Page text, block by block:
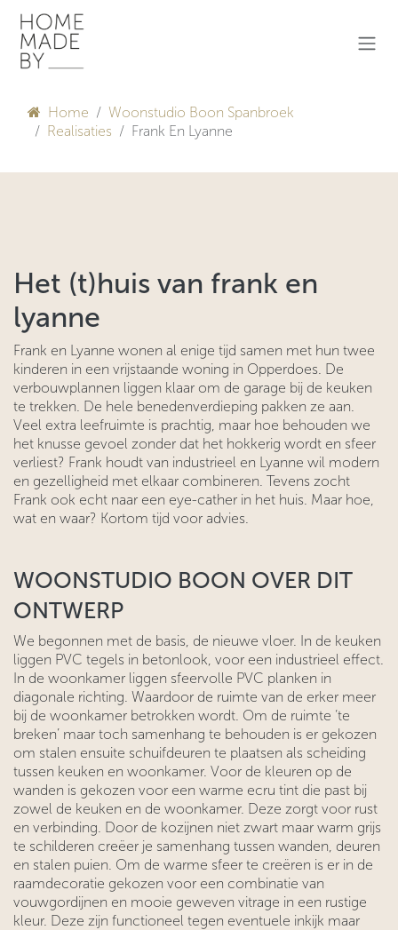
Overslaan naar inhoud
Home
Woonstudio Boon Spanbroek
Realisaties
Frank En Lyanne
Het (t)huis van frank en
lyanne
Frank en Lyanne wonen al enige tijd samen met hun twee
kinderen in een vrijstaande woning in Opperdoes. De
verbouwplannen liggen klaar om de garage bij de keuken
te trekken. De hele benedenverdieping pakken ze aan.
Veel extra leefruimte is prachtig, maar hoe behouden we
het knusse gevoel zonder dat het hokkerig wordt en sfeer
verliest? Frank houdt van industrieel en Lyanne wil modern
en gezelligheid met elkaar combineren. Tevens zocht
Frank ook echt naar een eye-cather in het huis. Maar hoe,
wat en waar? Kortom tijd voor advies.
WOONSTUDIO BOON OVER DIT
ONTWERP
We begonnen met de basis, de nieuwe vloer. In de keuken
liggen PVC tegels in betonlook, voor een industrieel effect.
In de woonkamer liggen sfeervolle PVC planken in
diagonale richting. Waardoor de ruimte van de erker meer
bij de woonkamer betrokken wordt. Om de ruimte ‘te
breken’ maar toch samenhang te behouden is er gekozen
om stalen ensuite schuifdeuren te plaatsen als scheiding
tussen keuken en woonkamer. Voor de kleuren op de
wanden is gekozen voor een warme ecru tint die past bij
zowel de keuken en de woonkamer. Deze zorgt voor rust
en verbinding. Door de kozijnen niet zwart maar warm grijs
te schilderen creëer je samenhang tussen wanden, deuren
en stalen puien. Om de warme sfeer te creëren is er in de
raamdecoratie gekozen voor een combinatie van
vouwgordijnen en mooie geweven vitrage in een rustige
kleur. Deze zijn functioneel tegen eventuele inkijk maar